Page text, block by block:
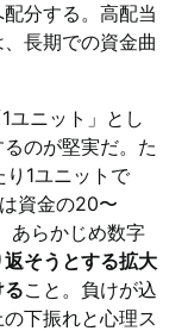
分する。高配当
長期での資金曲
ユニット」とし
のが堅実だ。た
り1ユニットで
資金の20〜
あらかじめ数字
返そうとする拡大
こと。負けが込
下振れと心理ス